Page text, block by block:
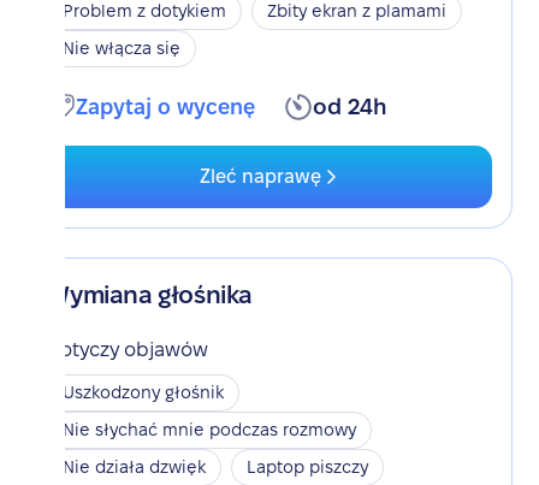
Problem z dotykiem
Zbity ekran z plamami
Nie włącza się
Zapytaj o wycenę od 24h
Zleć naprawę
Wymiana głośnika
Dotyczy objawów
Uszkodzony głośnik
Nie słychać mnie podczas rozmowy
Nie działa dzwięk
Laptop piszczy